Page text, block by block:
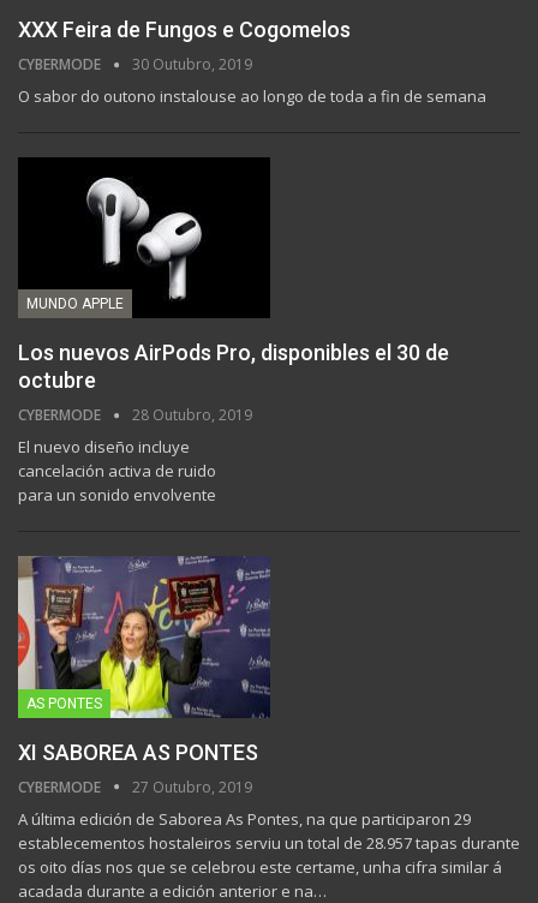
XXX Feira de Fungos e Cogomelos
CYBERMODE 30 Outubro, 2019
O sabor do outono instalouse ao longo de toda a fin de semana
MUNDO APPLE
Los nuevos AirPods Pro, disponibles el 30 de
octubre
CYBERMODE 28 Outubro, 2019
El nuevo diseño incluye
cancelación activa de ruido
para un sonido envolvente
AS PONTES
XI SABOREA AS PONTES
CYBERMODE 27 Outubro, 2019
A última edición de Saborea As Pontes, na que participaron 29
establecementos hostaleiros serviu un total de 28.957 tapas durante
os oito días nos que se celebrou este certame, unha cifra similar á
acadada durante a edición anterior e na…